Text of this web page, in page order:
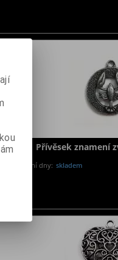
Přívěsek znamení
Dodání dny: skladem